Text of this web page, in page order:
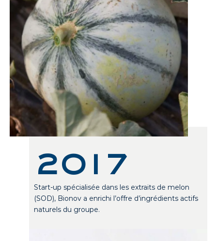
2017
Start-up spécialisée dans les extraits de melon
(SOD), Bionov a enrichi l’offre d’ingrédients actifs
naturels du groupe.